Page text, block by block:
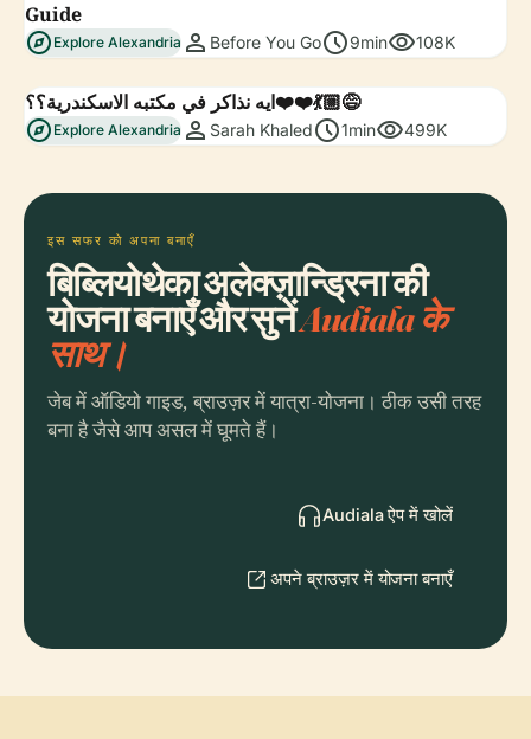
Guide
explore Explore Alexandria person Before You Goschedule9minvisibility108K
ايه نذاكر في مكتبه الاسكندرية؟؟❤️❤️💃🏼😅
explore Explore Alexandria person Sarah Khaledschedule1minvisibility499K
इस सफर को अपना बनाएँ
बिब्लियोथेका अलेक्ज़ान्ड्रिना की
योजना बनाएँ और सुनेंAudiala के
साथ।
जेब में ऑडियो गाइड, ब्राउज़र में यात्रा-योजना। ठीक उसी तरह
बना है जैसे आप असल में घूमते हैं।
Audiala ऐप में खोलें
अपने ब्राउज़र में योजना बनाएँ